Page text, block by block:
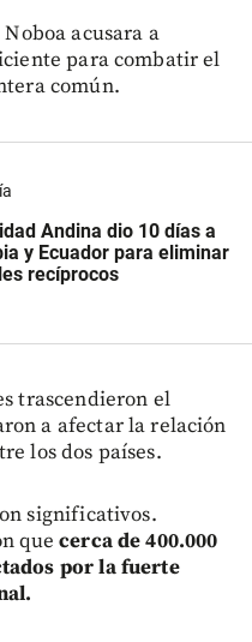
acusara a
para combatir el
común.
Andina dio 10 días a
y Ecuador para eliminar
recíprocos
trascendieron el
a afectar la relación
los dos países.
significativos.
que cerca de 400.000
por la fuerte